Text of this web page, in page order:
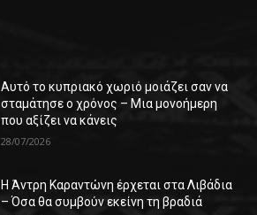
Αυτό το κυπριακό χωριό μοιάζει σαν να
σταμάτησε ο χρόνος – Μια μονοήμερη
που αξίζει να κάνεις
28/07/2026
Η Άντρη Καραντώνη έρχεται στα Λιβάδια
– Όσα θα συμβούν εκείνη τη βραδιά